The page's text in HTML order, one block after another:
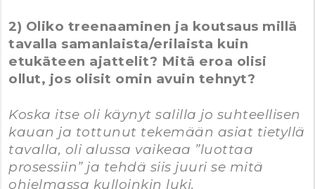
2) Oliko treenaaminen ja koutsaus millä
tavalla samanlaista/erilaista kuin
etukäteen ajattelit? Mitä eroa olisi
ollut, jos olisit omin avuin tehnyt?
Koska itse oli käynyt salilla jo suhteellisen
kauan ja tottunut tekemään asiat tietyllä
tavalla, oli alussa vaikeaa ”luottaa
prosessiin” ja tehdä siis juuri se mitä
ohjelmassa kulloinkin luki.